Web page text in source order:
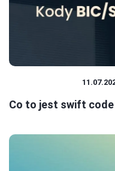
Co to jest swift code